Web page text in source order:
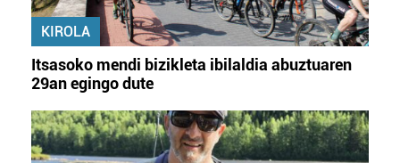
KIROLA
Itsasoko mendi bizikleta ibilaldia abuztuaren
29an egingo dute